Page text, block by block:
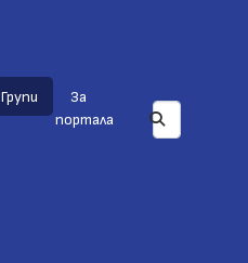
Групи
За
портала